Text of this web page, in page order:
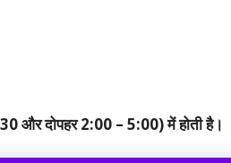
और दोपहर 2:00 – 5:00) में होती है।